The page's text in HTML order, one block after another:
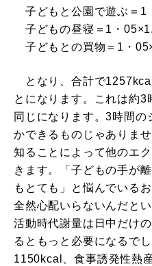
子どもと公園で遊ぶ＝1
子どもの昼寝＝1・
子どもとの買物＝1・
となり、合計で
とになります。これは約
同じになります。3時間の
かできるものじゃありま
知ることによって他のエ
きます。「子どもの手が
もとても」と悩んでいる
全然心配いらないんだと
活動時代謝量は日中だけ
るともっと必要になるで
1150kcal、食事誘発性熱